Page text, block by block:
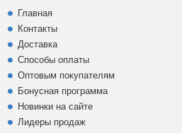
Главная
Контакты
Доставка
Способы оплаты
Оптовым покупателям
Бонусная программа
Новинки на сайте
Лидеры продаж